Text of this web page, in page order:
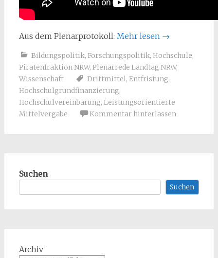
Aus dem Plenarprotokoll: Mehr lesen →
Bildungspolitik, Forschungspolitik, Hochschule,
Piratenfraktion NRW, Plenarrede Landtag NRW,
Wissenschaft
Drittmittel, Entfristung,
Hochschulgrundfinanzierung,
Hochschulvereinbarung, Leistungsorientierte
Mittelvergabe
Kommentar hinterlassen
Suchen
Suchen
Archiv